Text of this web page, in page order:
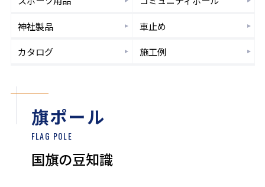
神社製品
車止め
カタログ
施工例
旗ポール
FLAG POLE
国旗の豆知識